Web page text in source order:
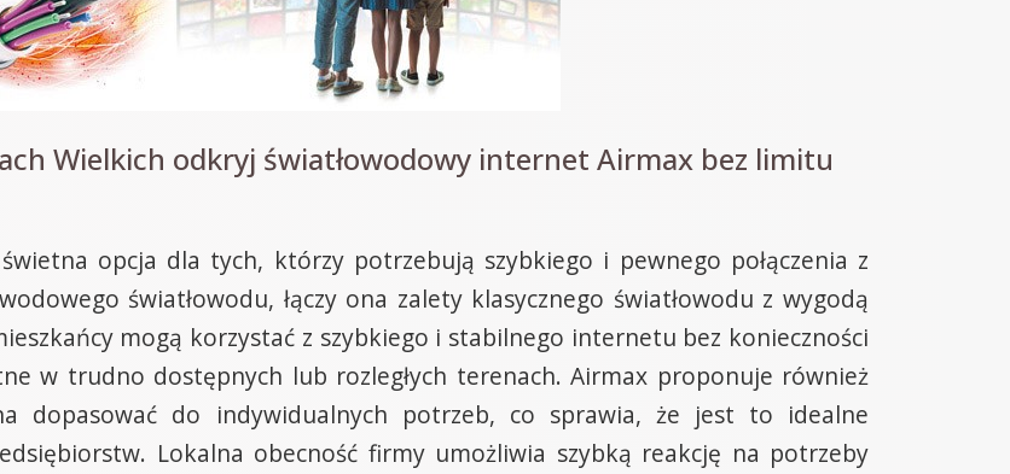
Wielkich odkryj światłowodowy internet Airmax bez limitu
opcja dla tych, którzy potrzebują szybkiego i pewnego połączenia z
światłowodu, łączy ona zalety klasycznego światłowodu z wygodą
mogą korzystać z szybkiego i stabilnego internetu bez konieczności
w trudno dostępnych lub rozległych terenach. Airmax proponuje również
dopasować do indywidualnych potrzeb, co sprawia, że jest to idealne
Lokalna obecność firmy umożliwia szybką reakcję na potrzeby